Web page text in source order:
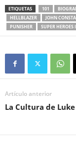
ETIQUETAS 101
HELLBLAZER
JOHN
PUNISHER
SUPER
Artículo anterior
La Cultura de Luke